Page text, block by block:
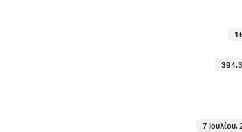
7 Ιουλίου,